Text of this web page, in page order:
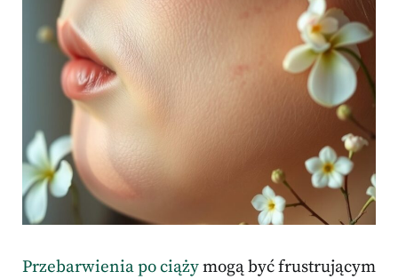
Przebarwienia po ciążymogą być frustrującym